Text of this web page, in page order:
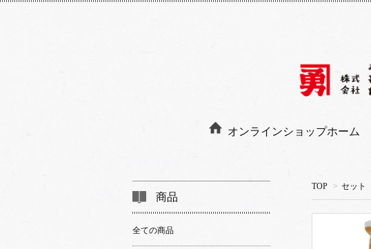
オンラインショップホーム
TOP > セット
商品
全ての商品